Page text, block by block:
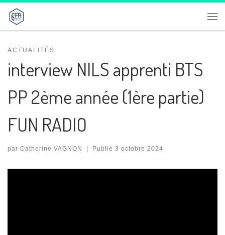
Passer au contenu
ACTUALITÉS
interview NILS apprenti BTS
PP 2ème année (1ère partie)
FUN RADIO
par Catherine VAGNON | Publié 3 octobre 2024